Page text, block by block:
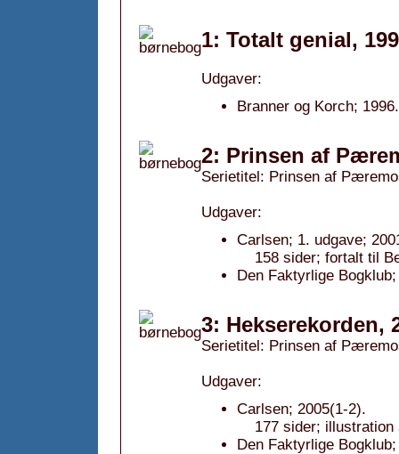
1: Totalt genial,
Udgaver:
Branner og Korch; 1996.
2: Prinsen af
Serietitel: Prinsen af
Udgaver:
Carlsen; 1. udgave;
158 sider; fortalt til
Den Faktyrlige
3: Hekserekorden,
Serietitel: Prinsen af
Udgaver:
Carlsen; 2005(1-2).
177 sider; illustration
Den Faktyrlige